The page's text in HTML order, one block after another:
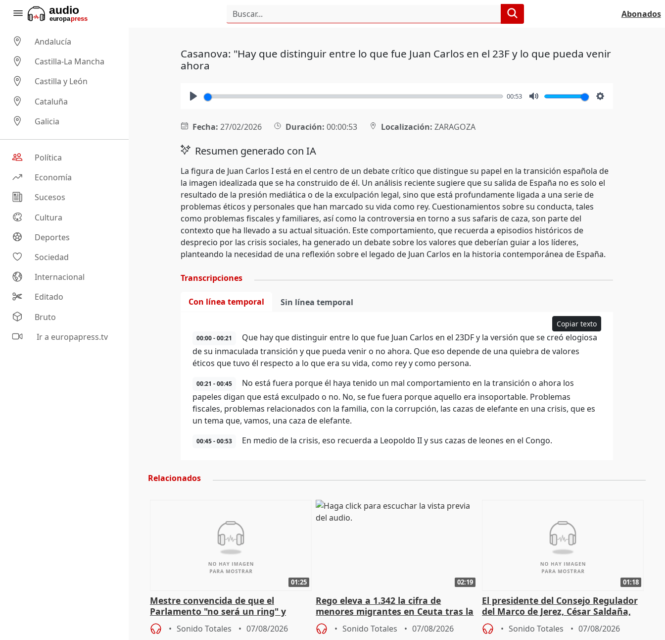
Abonados
Andalucía
Castilla-La Mancha
Castilla y León
Cataluña
Galicia
Política
Economía
Sucesos
Cultura
Deportes
Sociedad
Internacional
Editado
Bruto
Ir a europapress.tv
Casanova: "Hay que distinguir entre lo que fue Juan Carlos en el 23F y lo que pueda venir
ahora
00:53
Fecha: 27/02/2026 Duración: 00:00:53 Localización: ZARAGOZA
Resumen generado con IA
La figura de Juan Carlos I está en el centro de un debate crítico que distingue su papel en la transición española de
la imagen idealizada que se ha construido de él. Un análisis reciente sugiere que su salida de España no es solo el
resultado de la presión mediática o de la exculpación legal, sino que está profundamente ligada a una serie de
problemas éticos y personales que han marcado su vida como rey. Cuestionamientos sobre su conducta, tales
como problemas fiscales y familiares, así como la controversia en torno a sus safaris de caza, son parte del
contexto que ha llevado a su actual situación. Este comportamiento, que recuerda a episodios históricos de
desprecio por las crisis sociales, ha generado un debate sobre los valores que deberían guiar a los líderes,
planteando la necesidad de una reflexión sobre el legado de Juan Carlos en la historia contemporánea de España.
Transcripciones
Con línea temporal Sin línea temporal
Copiar texto
00:00 - 00:21
Que hay que distinguir entre lo que fue Juan Carlos en el 23DF y la versión que se creó elogiosa
de su inmaculada transición y que pueda venir o no ahora. Que eso depende de una quiebra de valores
éticos que tuvo él respecto a lo que era su vida, como rey y como persona.
00:21 - 00:45
No está fuera porque él haya tenido un mal comportamiento en la transición o ahora los
papeles digan que está exculpado o no. No, se fue fuera porque aquello era insoportable. Problemas
fiscales, problemas relacionados con la familia, con la corrupción, las cazas de elefante en una crisis, que es
un tema que, vamos, una caza de elefante.
00:45 - 00:53 En medio de la crisis, eso recuerda a Leopoldo II y sus cazas de leones en el Congo.
Relacionados
01:25
Mestre convencida de que el
Parlamento "no será un ring" y
defiende "estabilidad" del pacto con
Vox
Sonido Totales 07/08/2026
02:19
Rego eleva a 1.342 la cifra de
menores migrantes en Ceuta tras la
entrada masiva
Sonido Totales 07/08/2026
01:18
El presidente del Consejo Regulador
del Marco de Jerez, César Saldaña,
sobre exportaciones
Sonido Totales 07/08/2026